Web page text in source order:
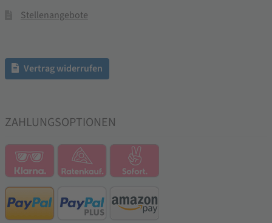
Stellenangebote
Vertrag widerrufen
ZAHLUNGSOPTIONEN